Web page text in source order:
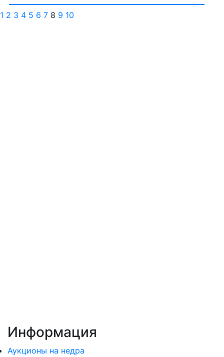
1 2 3 4 5 6 7 8 9 10
Информация
Аукционы на недра